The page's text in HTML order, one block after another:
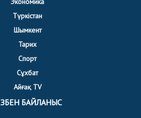
Түркістан
Шымкент
Тарих
Спорт
Сұхбат
Айғақ TV
БАЙЛАНЫС